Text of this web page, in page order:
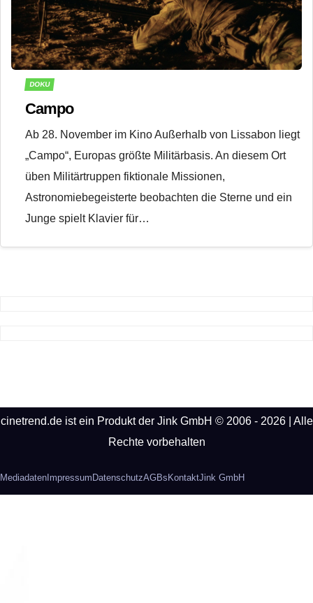
DOKU
Campo
Ab 28. November im Kino Außerhalb von Lissabon liegt
„Campo“, Europas größte Militärbasis. An diesem Ort
üben Militärtruppen fiktionale Missionen,
Astronomiebegeisterte beobachten die Sterne und ein
Junge spielt Klavier für…
cinetrend.de ist ein Produkt der Jink GmbH © 2006 - 2026 | Alle
Rechte vorbehalten
MediadatenImpressumDatenschutzAGBsKontaktJink GmbH